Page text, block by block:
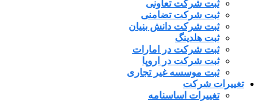
ثبت شرکت تعاونی
ثبت شرکت تضامنی
ثبت شرکت دانش بنیان
ثبت هلدینگ
ثبت شرکت در امارات
ثبت شرکت در اروپا
ثبت موسسه غیر تجاری
تغییرات شرکت
تغییرات اساسنامه